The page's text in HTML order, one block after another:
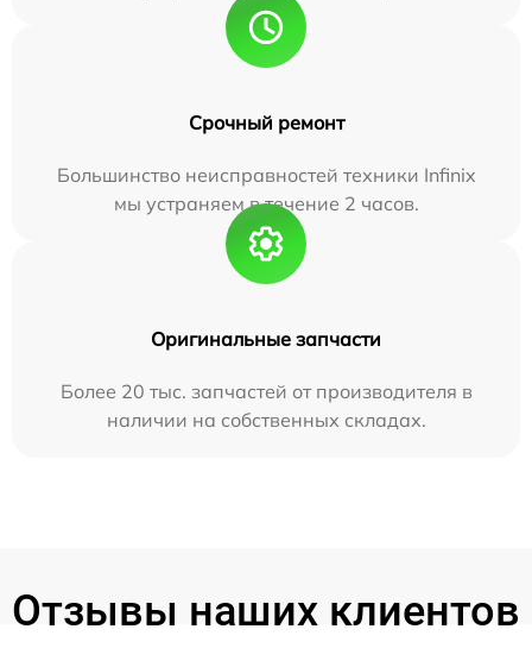
Срочный ремонт
Большинство неисправностей техники Infinix
мы устраняем в течение 2 часов.
Оригинальные запчасти
Более 20 тыс. запчастей от производителя в
наличии на собственных складах.
Отзывы наших клиентов